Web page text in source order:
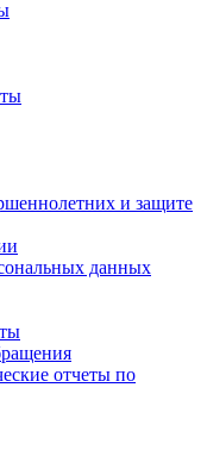
и защите
данных
отчеты по